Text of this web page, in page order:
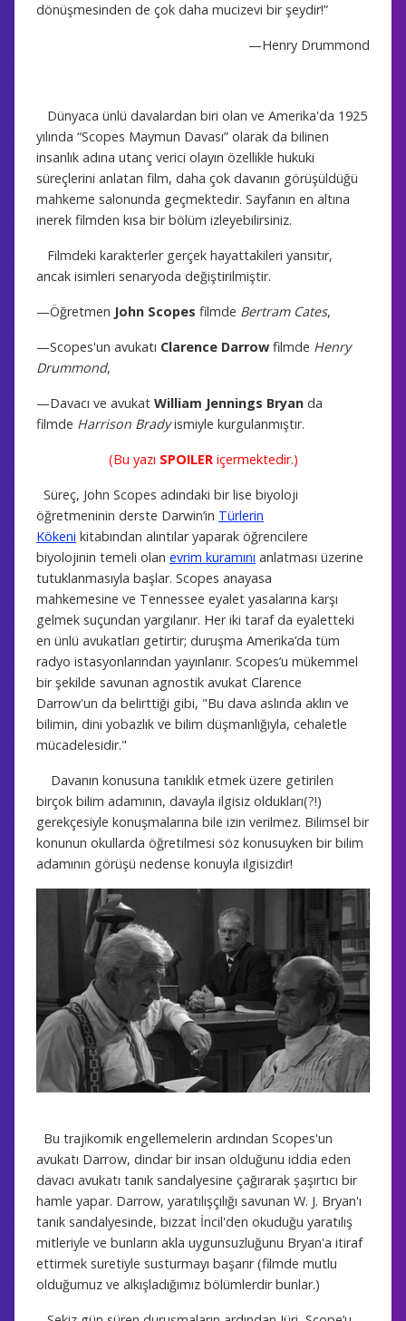
dönüşmesinden de çok daha mucizevi bir şeydir!”
—Henry Drummond
Dünyaca ünlü davalardan biri olan ve Amerika'da 1925
yılında “Scopes Maymun Davası” olarak da bilinen
insanlık adına utanç verici olayın özellikle hukuki
süreçlerini anlatan film, daha çok davanın görüşüldüğü
mahkeme salonunda geçmektedir. Sayfanın en altına
inerek filmden kısa bir bölüm izleyebilirsiniz.
Filmdeki karakterler gerçek hayattakileri yansıtır,
ancak isimleri senaryoda değiştirilmiştir.
—Öğretmen John Scopes filmde Bertram Cates,
—Scopes'un avukatı Clarence Darrow filmde Henry
Drummond,
—Davacı ve avukat William Jennings Bryan da
filmde Harrison Bradyismiyle kurgulanmıştır.
(Bu yazı SPOILERiçermektedir.)
Süreç, John Scopes adındaki bir lise biyoloji
öğretmeninin derste Darwin’in Türlerin
Kökeni kitabından alıntılar yaparak öğrencilere
biyolojinin temeli olan evrim kuramını anlatması üzerine
tutuklanmasıyla başlar. Scopes anayasa
mahkemesine ve Tennessee eyalet yasalarına karşı
gelmek suçundan yargılanır. Her iki taraf da eyaletteki
en ünlü avukatları getirtir; duruşma Amerika’da tüm
radyo istasyonlarından yayınlanır. Scopes’u mükemmel
bir şekilde savunan agnostik avukat Clarence
Darrow'un da belirttiği gibi, "Bu dava aslında aklın ve
bilimin, dini yobazlık ve bilim düşmanlığıyla, cehaletle
mücadelesidir."
Davanın konusuna tanıklık etmek üzere getirilen
birçok bilim adamının, davayla ilgisiz oldukları(?!)
gerekçesiyle konuşmalarına bile izin verilmez. Bilimsel bir
konunun okullarda öğretilmesi söz konusuyken bir bilim
adamının görüşü nedense konuyla ilgisizdir!
Bu trajikomik engellemelerin ardından Scopes'un
avukatı Darrow, dindar bir insan olduğunu iddia eden
davacı avukatı tanık sandalyesine çağırarak şaşırtıcı bir
hamle yapar. Darrow, yaratılışçılığı savunan W. J. Bryan'ı
tanık sandalyesinde, bizzat İncil'den okuduğu yaratılış
mitleriyle ve bunların akla uygunsuzluğunu Bryan'a itiraf
ettirmek suretiyle susturmayı başarır (filmde mutlu
olduğumuz ve alkışladığımız bölümlerdir bunlar.)